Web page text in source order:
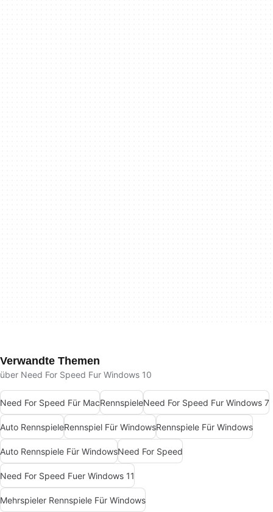
Verwandte Themen
über Need For Speed Fur Windows 10
Need For Speed Für MacRennspieleNeed For Speed Fur Windows 7
Auto RennspieleRennspiel Für WindowsRennspiele Für Windows
Auto Rennspiele Für WindowsNeed For Speed
Need For Speed Fuer Windows 11
Mehrspieler Rennspiele Für Windows